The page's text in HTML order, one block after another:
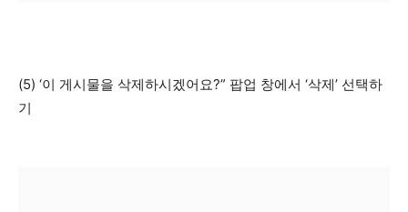
(5) ‘이 게시물을 삭제하시겠어요?” 팝업 창에서 ‘삭제’ 선택하
기